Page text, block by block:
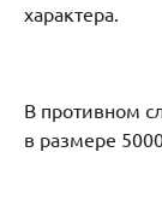
характера.
В противном
в размере